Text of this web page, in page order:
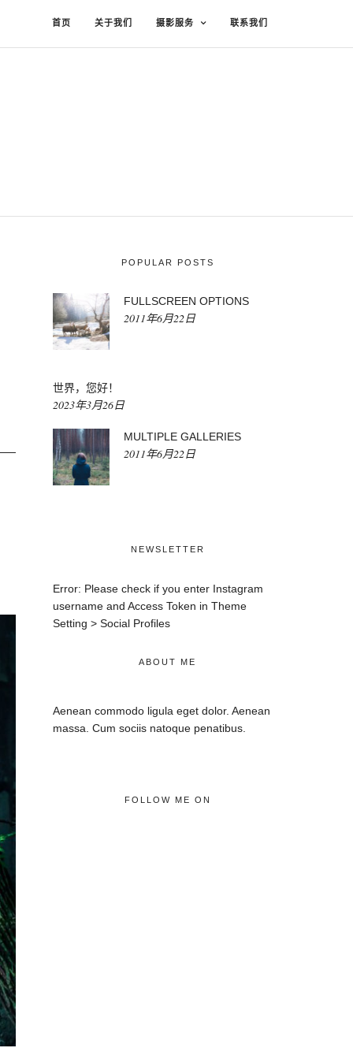
首页 关于我们 摄影服务 联系我们
POPULAR POSTS
FULLSCREEN OPTIONS
2011年6月22日
世界，您好！
2023年3月26日
MULTIPLE GALLERIES
2011年6月22日
NEWSLETTER
Error: Please check if you enter Instagram
username and Access Token in Theme
Setting > Social Profiles
ABOUT ME
Aenean commodo ligula eget dolor. Aenean
massa. Cum sociis natoque penatibus.
FOLLOW ME ON